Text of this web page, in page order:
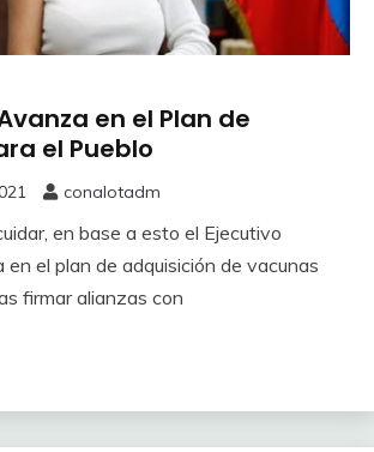
en el Plan de
el Pueblo
conalotadm
en base a esto el Ejecutivo
en el plan de adquisición de vacunas
firmar alianzas con